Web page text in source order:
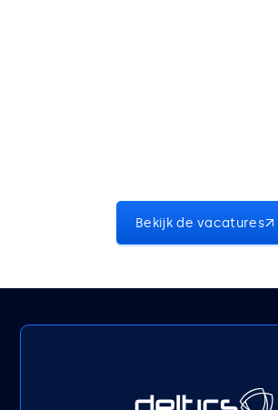
Bekijk de vacatures